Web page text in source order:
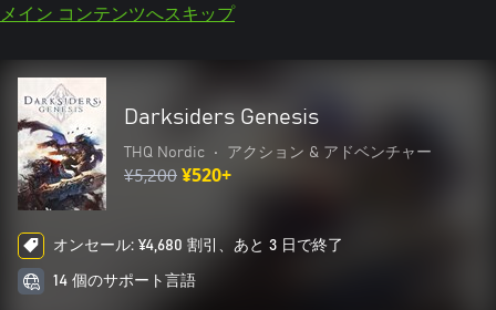
メイン コンテンツへスキップ
Darksiders Genesis
THQ Nordic • アクション & アドベンチャー
¥5,200¥520+
オンセール: ¥4,680 割引、あと 3 日で終了
14 個のサポート言語